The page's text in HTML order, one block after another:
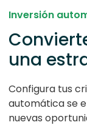
Inversión
una
Configura tus
automática se
nuevas